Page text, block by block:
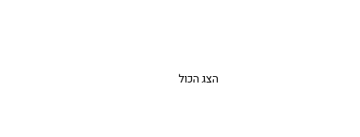
הצג הכול